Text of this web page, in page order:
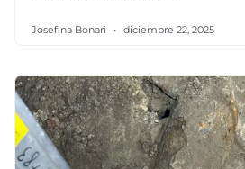
Josefina Bonari diciembre 22, 2025